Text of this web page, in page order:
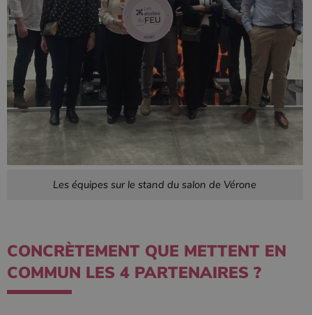
Les équipes sur le stand du salon de Vérone
CONCRÈTEMENT QUE METTENT EN
COMMUN LES 4 PARTENAIRES ?
l'état de la
session.